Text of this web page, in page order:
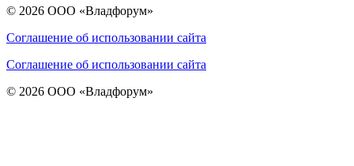
© 2026 ООО «Владфорум»
Соглашение об использовании сайта
Соглашение об использовании сайта
© 2026 ООО «Владфорум»